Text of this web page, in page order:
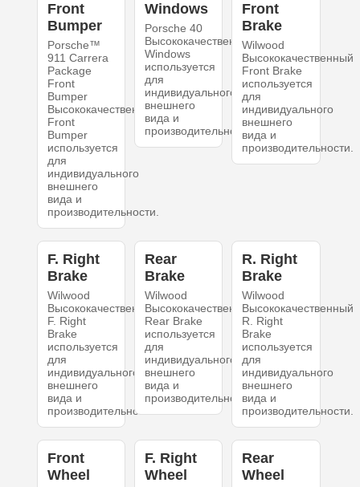
Front
Bumper
Porsche™
911 Carrera
Package
Front
Bumper
Высококачественный
Front
Bumper
используется
для
индивидуального
внешнего
вида и
производительности.
Windows
Porsche 40
Высококачественный
Windows
используется
для
индивидуального
внешнего
вида и
производительности.
Front
Brake
Wilwood
Высококачественный
Front Brake
используется
для
индивидуального
внешнего
вида и
производительности.
F. Right
Brake
Wilwood
Высококачественный
F. Right
Brake
используется
для
индивидуального
внешнего
вида и
производительности.
Rear
Brake
Wilwood
Высококачественный
Rear Brake
используется
для
индивидуального
внешнего
вида и
производительности.
R. Right
Brake
Wilwood
Высококачественный
R. Right
Brake
используется
для
индивидуального
внешнего
вида и
производительности.
Front
Wheel
F. Right
Wheel
Rear
Wheel